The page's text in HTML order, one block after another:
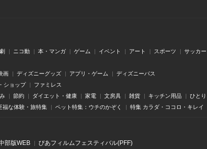
ニコ動 本・マンガ ゲーム イベント アート スポーツ サッカー
画 ディズニーグッズ アプリ・ゲーム ディズニーパス
ショップ ファミレス
節約 ダイエット・健康 家電 文房具 雑貨 キッチン用品 ひと
福な体験・旅特集 ペット特集：ウチのかぞく 特集 カラダ・ココロ・キレイ
部版WEB ぴあフィルムフェスティバル(PFF)